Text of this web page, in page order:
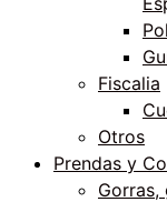
Fiscalia
Otros
Prendas y